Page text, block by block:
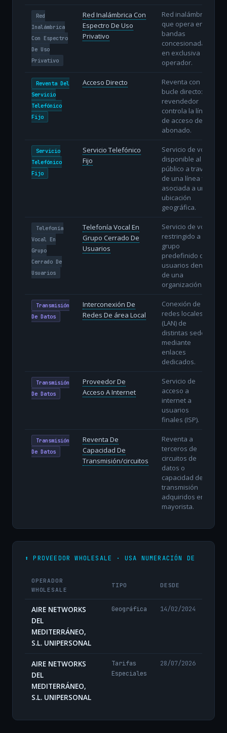
Red
Inalámbrica
Con Espectro
De Uso
Privativo
Red Inalámbrica Con
Espectro De Uso
Privativo
Red inalámbrica
que opera en
bandas
concesionadas
en exclusiva al
operador.
Reventa Del
Servicio
Telefónico
Fijo
Acceso Directo
Reventa con
bucle directo: el
revendedor
controla la línea
de acceso del
abonado.
Servicio
Telefónico
Fijo
Servicio Telefónico
Fijo
Servicio de voz
disponible al
público a través
de una línea fija
asociada a una
ubicación
geográfica.
Telefonía
Vocal En
Grupo
Cerrado De
Usuarios
Telefonía Vocal En
Grupo Cerrado De
Usuarios
Servicio de voz
restringido a un
grupo
predefinido de
usuarios dentro
de una
organización.
Transmisión
De Datos
Interconexión De
Redes De área Local
Conexión de
redes locales
(LAN) de
distintas sedes
mediante
enlaces
dedicados.
Transmisión
De Datos
Proveedor De
Acceso A Internet
Servicio de
acceso a
internet a
usuarios
finales (ISP).
Transmisión
De Datos
Reventa De
Capacidad De
Transmisión/circuitos
Reventa a
terceros de
circuitos de
datos o
capacidad de
transmisión
adquiridos en
mayorista.
⬆️ PROVEEDOR WHOLESALE · USA NUMERACIÓN DE
OPERADOR
WHOLESALE
TIPO DESDE
AIRE NETWORKS
DEL
MEDITERRÁNEO,
S.L. UNIPERSONAL
Geográfica 14/02/2024
AIRE NETWORKS
DEL
MEDITERRÁNEO,
S.L. UNIPERSONAL
Tarifas
Especiales
28/07/2026